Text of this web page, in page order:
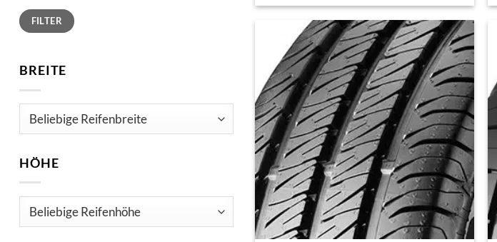
Min.
Preis
Max.
PreisFILTER
BREITE
HÖHE